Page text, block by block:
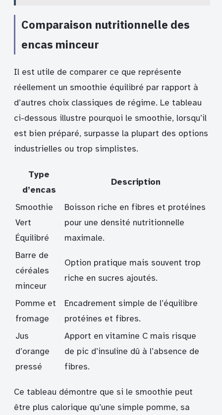
Comparaison nutritionnelle des
encas minceur
Il est utile de comparer ce que représente
réellement un smoothie équilibré par rapport à
d’autres choix classiques de régime. Le tableau
ci-dessous illustre pourquoi le smoothie, lorsqu’il
est bien préparé, surpasse la plupart des options
industrielles ou trop simplistes.
Type
d’encas
Description
Smoothie
Vert
Équilibré
Boisson riche en fibres et protéines
pour une densité nutritionnelle
maximale.
Barre de
céréales
minceur
Option pratique mais souvent trop
riche en sucres ajoutés.
Pomme et
fromage
Encadrement simple de l’équilibre
protéines et fibres.
Jus
d’orange
pressé
Apport en vitamine C mais risque
de pic d’insuline dû à l’absence de
fibres.
Ce tableau démontre que si le smoothie peut
être plus calorique qu’une simple pomme, sa